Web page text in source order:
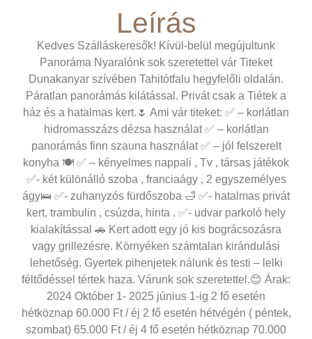
Leírás
Kedves Szálláskeresők! Kívül-belül megújultunk
Panoráma Nyaralónk sok szeretettel vár Titeket
Dunakanyar szívében Tahitótfalu hegyfelőli oldalán.
Páratlan panorámás kilátással. Privát csak a Tiétek a
ház és a hatalmas kert.🌷 Ami vár titeket: ✅ – korlátlan
hidromasszázs dézsa használat ✅ – korlátlan
panorámás finn szauna használat ✅ – jól felszerelt
konyha 🍽️ ✅ – kényelmes nappali , Tv , társas játékok
✅- két különálló szoba , franciaágy , 2 egyszemélyes
ágy🛌 ✅- zuhanyzós fürdőszoba 🛁 ✅- hatalmas privát
kert, trambulin , csúzda, hinta . ✅- udvar parkoló hely
kialakítással 🚗 Kert adott egy jó kis bográcsozásra
vagy grillezésre. Környéken számtalan kirándulási
lehetőség. Gyertek pihenjetek nálunk és testi – lelki
féltődéssel tértek haza. Várunk sok szeretettel.😊 Árak:
2024 Október 1- 2025 június 1-ig 2 fő esetén
hétköznap 60.000 Ft / éj 2 fő esetén hétvégén ( péntek,
szombat) 65.000 Ft / éj 4 fő esetén hétköznap 70.000